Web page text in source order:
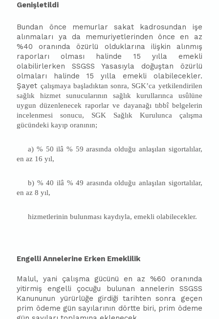
Genişletildi
Bundan önce memurlar sakat kadrosundan işe
alınmaları ya da memuriyetlerinden önce en az
%40 oranında özürlü olduklarına ilişkin alınmış
raporları olması halinde 15 yılla emekli
olabilirlerken SSGSS Yasasıyla doğuştan özürlü
olmaları halinde 15 yılla emekli olabilecekler.
Şayet çalışmaya başladıktan sonra, SGK’ca yetkilendirilen
sağlık hizmet sunucularının sağlık kurullarınca usûlüne
uygun düzenlenecek raporlar ve dayanağı tıbbî belgelerin
incelenmesi sonucu, SGK Sağlık Kurulunca çalışma
gücündeki kayıp oranının;
a) % 50 ilâ % 59 arasında olduğu anlaşılan sigortalılar,
en az 16 yıl,
b) % 40 ilâ % 49 arasında olduğu anlaşılan sigortalılar,
en az 8 yıl,
hizmetlerinin bulunması kaydıyla, emekli olabilecekler.
Engelli Annelerine Erken Emeklilik
Malul, yani çalışma gücünü en az %60 oranında
yitirmiş engelli çocuğu bulunan annelerin SSGSS
Kanununun yürürlüğe girdiği tarihten sonra geçen
prim ödeme gün sayılarının dörtte biri, prim ödeme